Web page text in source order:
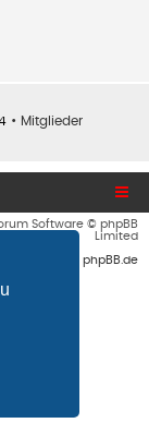
• Mitglieder
Software © phpBB
Limited
durch phpBB.de